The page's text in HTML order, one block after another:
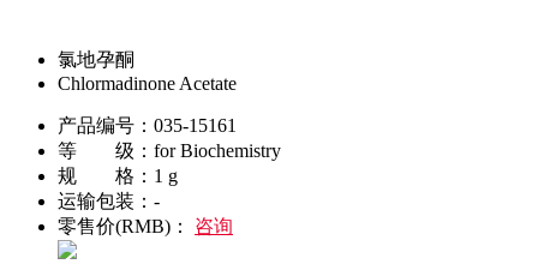
氯地孕酮
Chlormadinone Acetate
产品编号： 035-15161
等 级： for Biochemistry
规 格： 1 g
运输包装： -
零售价(RMB)：
咨询